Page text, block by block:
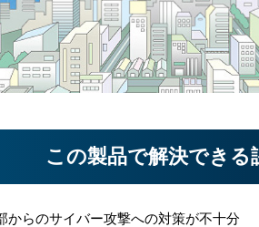
この製品で解決できる
からのサイバー攻撃への対策が不十分